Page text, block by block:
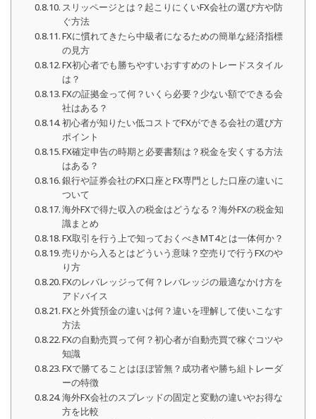
スリッページとは？起こりにくいFX会社の選び方や防
ぐ方法
FXに慣れてきたら中級者になるための簡単な経済指標
の見方
FX初心者でも勝ちやすいおすすめのトレードスタイル
は？
FXの証拠金って何？いくら必要？少ない額でできる会
社はある？
初心者が知りたい低コストでFXができる会社の選び方
ポイント
FX確定申告の時期と必要書類は？税金を安くする方法
はある？
銀行や証券会社のFX口座とFX専門とした口座の違いに
ついて
海外FXで得た収入の税金はどうなる？海外FXの税金知
識まとめ
FX取引を行う上で知っておくべきMT4とは一体何か？
売りから入るとはどういう意味？空売りで行うFXのや
り方
FXのレバレッジって何？レバレッジの最適なかけ方を
アドバイス
FXと外貨預金の違いは何？違いを理解して使いこなす
方法
FXの自動売買って何？初心者が自動売買で稼ぐコツや
知識
FXで勝てることはほぼ皆無？成功者や勝ち組トレーダ
ーの特徴
海外FX会社のスプレッドの固定と変動の違いやお得な
方を比較